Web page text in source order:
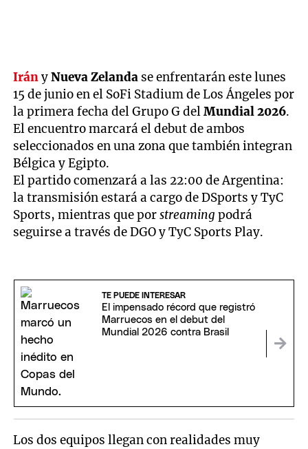
IrányNueva Zelanda se enfrentarán este lunes
15 de junio en el SoFi Stadium de Los Ángeles por
la primera fecha del Grupo G delMundial 2026.
El encuentro marcará el debut de ambos
seleccionados en una zona que también integran
Bélgica y Egipto.
El partido comenzará a las 22:00 de Argentina:
la transmisión estará a cargo de DSports y TyC
Sports, mientras que porstreamingpodrá
seguirse a través de DGO y TyC Sports Play.
TE PUEDE INTERESAR
El impensado récord que registró
Marruecos en el debut del
Mundial 2026 contra Brasil
Los dos equipos llegan con realidades muy